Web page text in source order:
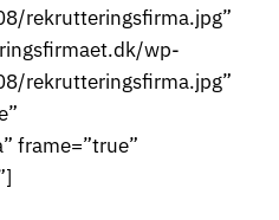
rekrutteringsfirma.jpg”
wp-
rekrutteringsfirma.jpg”
frame=”true”